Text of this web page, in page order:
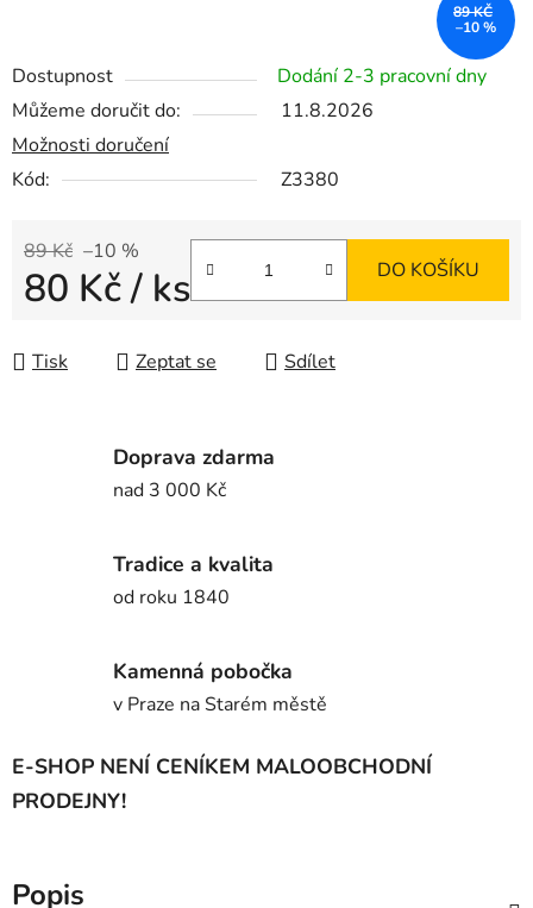
Dostupnost
Dodání 2-3 pracovní dny
Můžeme doručit do:
11.8.2026
Možnosti doručení
Kód:
Z3380
89 Kč –10 %
80 Kč/ ks DO KOŠÍKU
Tisk Zeptat se Sdílet
89 KČ
–10 %
Doprava zdarma
nad 3 000 Kč
Tradice a kvalita
od roku 1840
Kamenná pobočka
v Praze na Starém městě
E-SHOP NENÍ CENÍKEM MALOOBCHODNÍ
PRODEJNY!
Popis